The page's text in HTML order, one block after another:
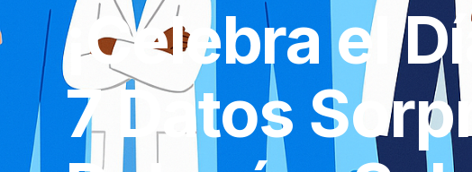
¡Celebra el
7 Datos